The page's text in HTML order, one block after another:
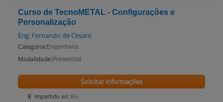
Curso de TecnoMETAL - Configurações e
Personalização
Eng. Fernando de Cesaro
Categoria: Engenharia
Modalidade: Presencial
Impartido en: Rio
Solicitar informações